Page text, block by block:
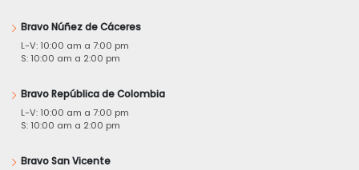
Bravo Núñez de Cáceres
L-V: 10:00 am a 7:00 pm
S: 10:00 am a 2:00 pm
Bravo República de Colombia
L-V: 10:00 am a 7:00 pm
S: 10:00 am a 2:00 pm
Bravo San Vicente